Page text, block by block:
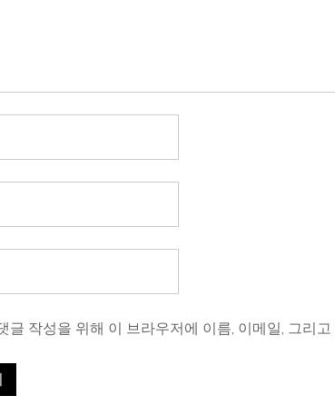
글 작성을 위해 이 브라우저에 이름, 이메일, 그리